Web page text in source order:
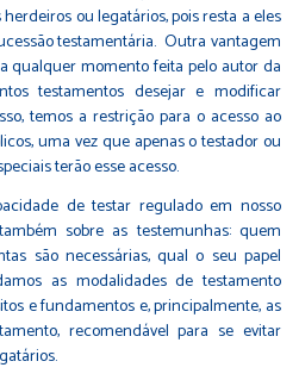
ou legatários, pois resta a eles
testamentária. Outra vantagem
qualquer momento feita pelo autor da
testamentos desejar e modificar
temos a restrição para o acesso ao
uma vez que apenas o testador ou
terão esse acesso.
de testar regulado em nosso
sobre as testemunhas: quem
são necessárias, qual o seu papel
as modalidades de testamento
e fundamentos e, principalmente, as
recomendável para se evitar